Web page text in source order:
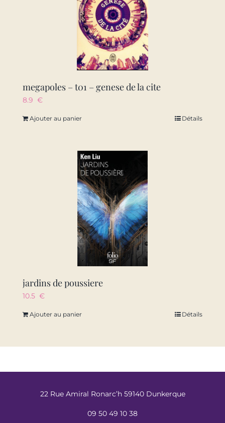
megapoles – t01 – genese de la cite
8.9 €
Ajouter au panier Détails
jardins de poussiere
10.5 €
Ajouter au panier Détails
22 Rue Amiral Ronarc’h 59140 Dunkerque
09 50 49 10 38